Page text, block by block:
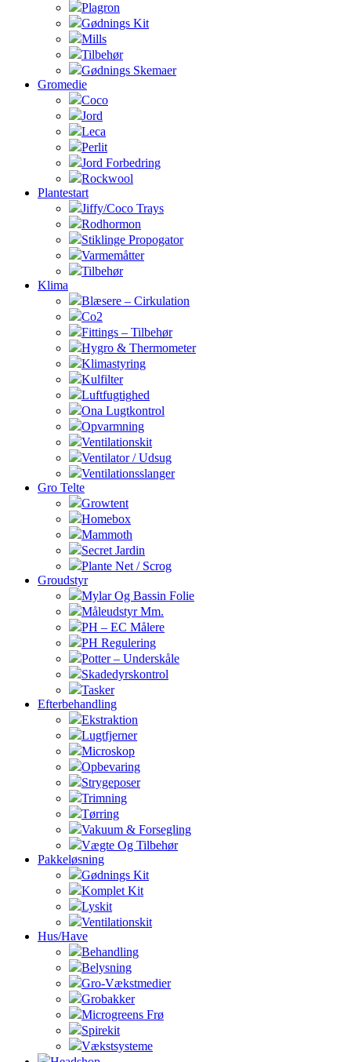
Plagron
Gødnings Kit
Mills
Tilbehør
Gødnings Skemaer
Gromedie
Coco
Jord
Leca
Perlit
Jord Forbedring
Rockwool
Plantestart
Jiffy/Coco Trays
Rodhormon
Stiklinge Propogator
Varmemåtter
Tilbehør
Klima
Blæsere – Cirkulation
Co2
Fittings – Tilbehør
Hygro & Thermometer
Klimastyring
Kulfilter
Luftfugtighed
Ona Lugtkontrol
Opvarmning
Ventilationskit
Ventilator / Udsug
Ventilationsslanger
Gro Telte
Growtent
Homebox
Mammoth
Secret Jardin
Plante Net / Scrog
Groudstyr
Mylar Og Bassin Folie
Måleudstyr Mm.
PH – EC Målere
PH Regulering
Potter – Underskåle
Skadedyrskontrol
Tasker
Efterbehandling
Ekstraktion
Lugtfjerner
Microskop
Opbevaring
Strygeposer
Trimning
Tørring
Vakuum & Forsegling
Vægte Og Tilbehør
Pakkeløsning
Gødnings Kit
Komplet Kit
Lyskit
Ventilationskit
Hus/Have
Behandling
Belysning
Gro-Vækstmedier
Grobakker
Microgreens Frø
Spirekit
Vækstsysteme